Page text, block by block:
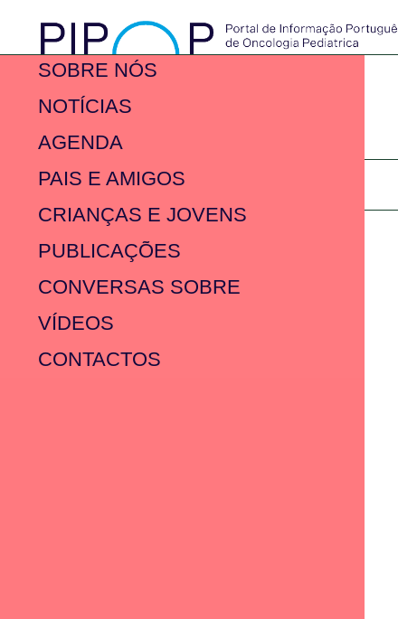
SOBRE NÓS
NOTÍCIAS
AGENDA
PAIS E AMIGOS
CRIANÇAS E JOVENS
PUBLICAÇÕES
CONVERSAS SOBRE
VÍDEOS
CONTACTOS